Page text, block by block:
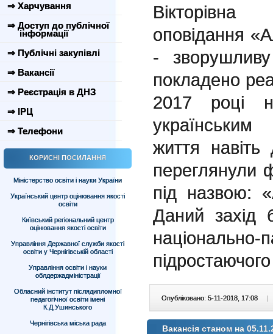
⇒ Харчування
⇒ Доступ до публічної
інформації
⇒ Публічні закупівлі
⇒ Вакансії
⇒ Реєстрація в ДНЗ
⇒ ІРЦ
⇒ Телефони
КОРИСНІ ПОСИЛАННЯ
Міністерство освіти і науки України
Український центр оцінювання якості
освіти
Київський регіональний центр
оцінювання якості освіти
Управління Державної служби якості
освіти у Чернігівській області
Управління освіти і науки
облдержадміністрації
Обласний інститут післядипломної
педагогічної освіти імені
К.Д.Ушинського
Чернігівська міська рада
оповідання
-
покладено
2017 році
життя навіть
переглянули
під назвою:
Даний захід
Опубліковано: 5-11-2018, 17:08 |
Вакансія станом на